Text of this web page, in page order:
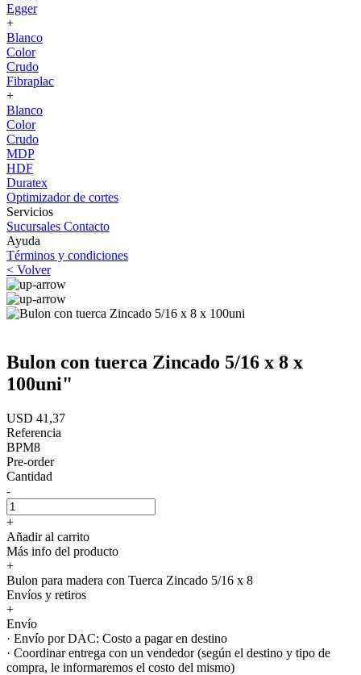
Egger
+
Blanco
Color
Crudo
Fibraplac
+
Blanco
Color
Crudo
MDP
HDF
Duratex
Optimizador de cortes
Servicios
Sucursales Contacto
Ayuda
Términos y condiciones
< Volver
Bulon con tuerca Zincado 5/16 x 8 x
100uni"
USD 41,37
Referencia
BPM8
Pre-order
Cantidad
-
+
Añadir al carrito
Más info del producto
+
Bulon para madera con Tuerca Zincado 5/16 x 8
Envíos y retiros
+
Envío
· Envío por DAC: Costo a pagar en destino
· Coordinar entrega con un vendedor (según el destino y tipo de
compra, le informaremos el costo del mismo)